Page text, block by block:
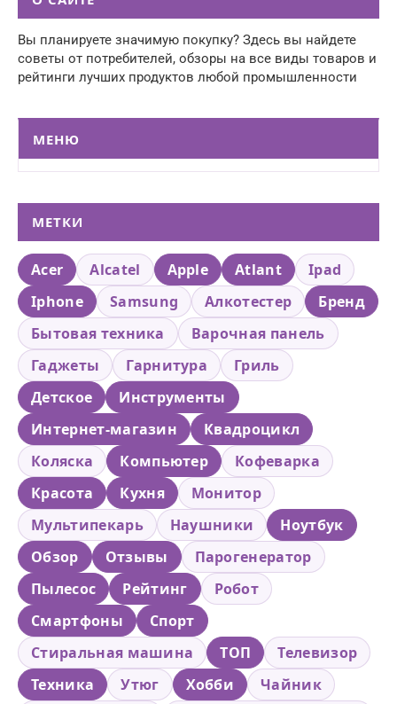
Вы планируете значимую покупку? Здесь вы найдете
советы от потребителей, обзоры на все виды товаров и
рейтинги лучших продуктов любой промышленности
МЕНЮ
МЕТКИ
Acer Alcatel Apple Atlant
Ipad
Iphone
Samsung Алкотестер
Бренд
Бытовая техника
Варочная панель
Гаджеты
Гарнитура
Гриль
Детское
Инструменты
Интернет-магазин
Квадроцикл
Коляска
Компьютер
Кофеварка
Красота
Кухня
Монитор
Мультипекарь
Наушники
Ноутбук
Обзор
Отзывы
Парогенератор
Пылесос
Рейтинг
Робот
Смартфоны
Спорт
Стиральная машина
ТОП
Телевизор
Техника
Утюг Хобби
Чайник